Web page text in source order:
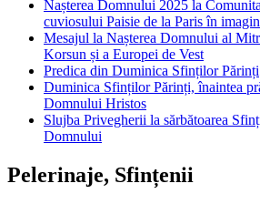
Nașterea Domnului 2025 la
cuviosului Paisie de la Paris în
Mesajul la Nașterea Domnului al
Korsun și a Europei de Vest
Predica din Duminica Sfinților Părinți
Duminica Sfinților Părinți, înaintea
Domnului Hristos
Slujba Privegherii la sărbătoarea
Domnului
Pelerinaje, Sfințenii